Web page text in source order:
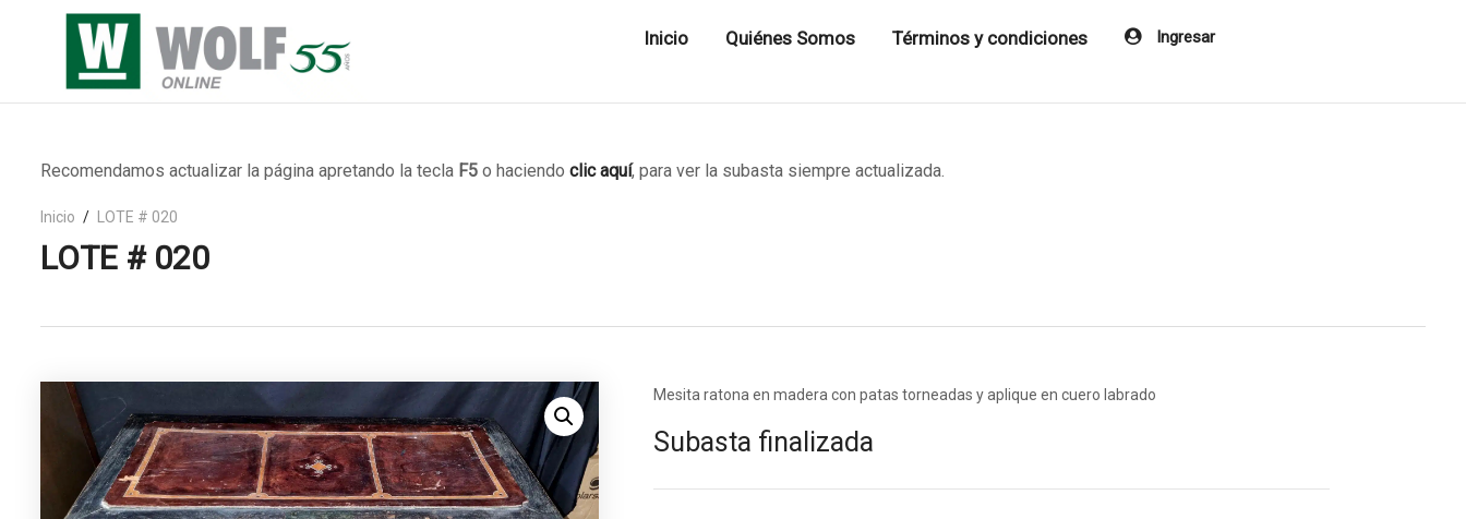
Inicio Quiénes Somos Términos y condiciones Ingresar
Recomendamos actualizar la página apretando la tecla F5 o haciendo clic aquí, para ver la subasta siempre actualizada.
Inicio LOTE # 020
LOTE # 020
Mesita ratona en madera con patas torneadas y aplique en cuero labrado
Subasta finalizada